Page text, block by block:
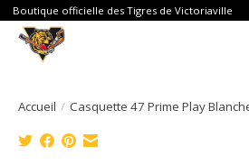
Boutique officielle des Tigres de Victoriaville
Accueil / Casquette 47 Prime Play